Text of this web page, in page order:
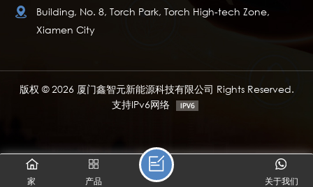
Building, No. 8, Torch Park, Torch High-tech Zone,
Xiamen City
版权 © 2026 厦门鑫智元新能源科技有限公司 Rights Reserved.
支持IPv6网络
家 产品 关于我们